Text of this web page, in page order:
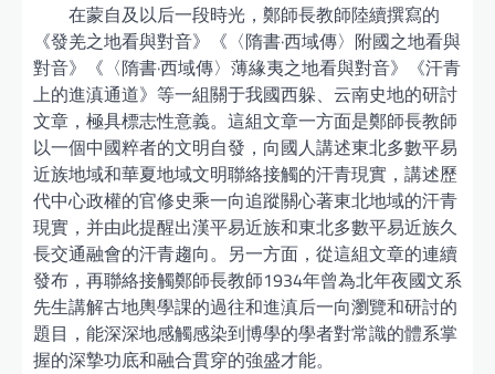
在蒙自及以后一段時光，鄭師長教師陸續撰寫的
《發羌之地看與對音》《〈隋書·西域傳〉附國之地看與
對音》《〈隋書·西域傳〉薄緣夷之地看與對音》《汗青
上的進滇通道》等一組關于我國西躲、云南史地的研討
文章，極具標志性意義。這組文章一方面是鄭師長教師
以一個中國粹者的文明自發，向國人講述東北多數平易
近族地域和華夏地域文明聯絡接觸的汗青現實，講述歷
代中心政權的官修史乘一向追蹤關心著東北地域的汗青
現實，并由此提醒出漢平易近族和東北多數平易近族久
長交通融會的汗青趨向。另一方面，從這組文章的連續
發布，再聯絡接觸鄭師長教師1934年曾為北年夜國文系
先生講解古地輿學課的過往和進滇后一向瀏覽和研討的
題目，能深深地感觸感染到博學的學者對常識的體系掌
握的深摯功底和融合貫穿的強盛才能。